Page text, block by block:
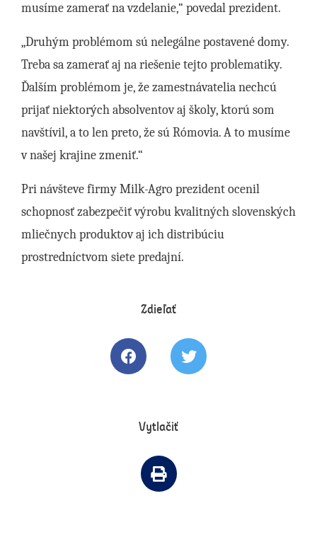
musíme zamerať na vzdelanie,“ povedal prezident.
„Druhým problémom sú nelegálne postavené domy.
Treba sa zamerať aj na riešenie tejto problematiky.
Ďalším problémom je, že zamestnávatelia nechcú
prijať niektorých absolventov aj školy, ktorú som
navštívil, a to len preto, že sú Rómovia. A to musíme
v našej krajine zmeniť.“
Pri návšteve firmy Milk-Agro prezident ocenil
schopnosť zabezpečiť výrobu kvalitných slovenských
mliečnych produktov aj ich distribúciu
prostredníctvom siete predajní.
Zdieľať
Zdielať článok na Facebooku
Tweetovať článok
Vytlačiť
Vytlačiť článok